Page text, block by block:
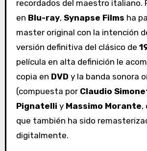
recordados del maestro italiano.
en Blu-ray, Synapse Films ha
master original con la intención
versión definitiva del clásico de
película en alta definición le
copia en DVD y la banda sonora
(compuesta por Claudio
Pignatelli y Massimo Morante,
que también ha sido
digitalmente.